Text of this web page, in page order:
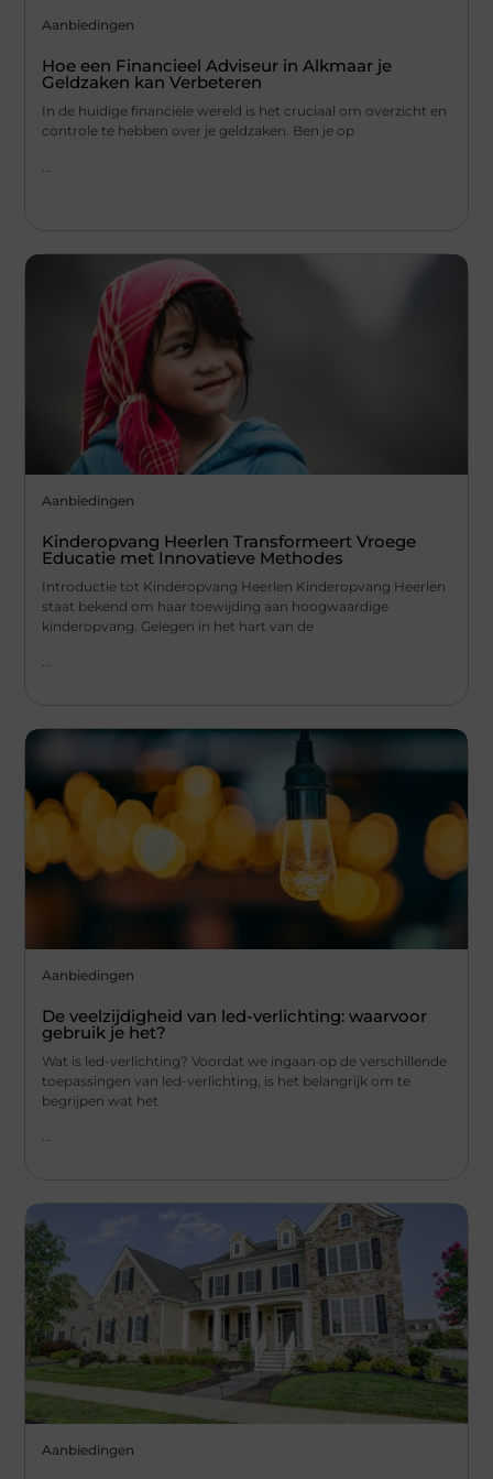
Aanbiedingen
Hoe een Financieel Adviseur in Alkmaar je
Geldzaken kan Verbeteren
In de huidige financiële wereld is het cruciaal om overzicht en
controle te hebben over je geldzaken. Ben je op
Aanbiedingen
Kinderopvang Heerlen Transformeert Vroege
Educatie met Innovatieve Methodes
Introductie tot Kinderopvang Heerlen Kinderopvang Heerlen
staat bekend om haar toewijding aan hoogwaardige
kinderopvang. Gelegen in het hart van de
Aanbiedingen
De veelzijdigheid van led-verlichting: waarvoor
gebruik je het?
Wat is led-verlichting? Voordat we ingaan op de verschillende
toepassingen van led-verlichting, is het belangrijk om te
begrijpen wat het
...
Aanbiedingen